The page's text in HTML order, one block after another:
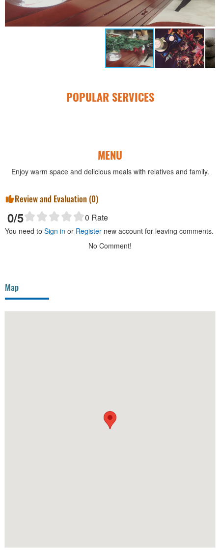
POPULAR SERVICES
MENU
Enjoy warm space and delicious meals with relatives and family.
Review and Evaluation (0)
0/5 0 Rate
You need to Sign in or Register new account for leaving comments.
No Comment!
Map